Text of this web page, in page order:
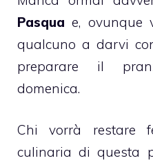
Pasqua e, ovunque
qualcuno a darvi
preparare il
domenica.
Chi vorrà restare
culinaria di questa